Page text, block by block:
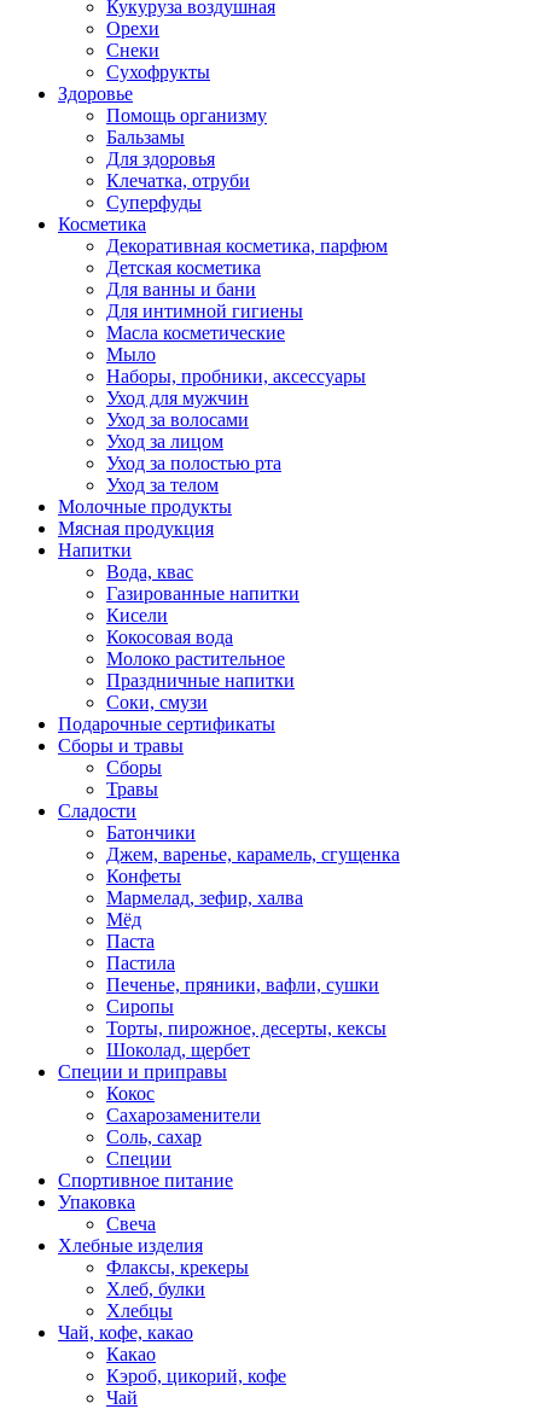
Кукуруза воздушная
Орехи
Снеки
Сухофрукты
Здоровье
Помощь организму
Бальзамы
Для здоровья
Клечатка, отруби
Суперфуды
Косметика
Декоративная косметика, парфюм
Детская косметика
Для ванны и бани
Для интимной гигиены
Масла косметические
Мыло
Наборы, пробники, аксессуары
Уход для мужчин
Уход за волосами
Уход за лицом
Уход за полостью рта
Уход за телом
Молочные продукты
Мясная продукция
Напитки
Вода, квас
Газированные напитки
Кисели
Кокосовая вода
Молоко растительное
Праздничные напитки
Соки, смузи
Подарочные сертификаты
Сборы и травы
Сборы
Травы
Сладости
Батончики
Джем, варенье, карамель, сгущенка
Конфеты
Мармелад, зефир, халва
Мёд
Паста
Пастила
Печенье, пряники, вафли, сушки
Сиропы
Торты, пирожное, десерты, кексы
Шоколад, щербет
Специи и приправы
Кокос
Сахарозаменители
Соль, сахар
Специи
Спортивное питание
Упаковка
Свеча
Хлебные изделия
Флаксы, крекеры
Хлеб, булки
Хлебцы
Чай, кофе, какао
Какао
Кэроб, цикорий, кофе
Чай